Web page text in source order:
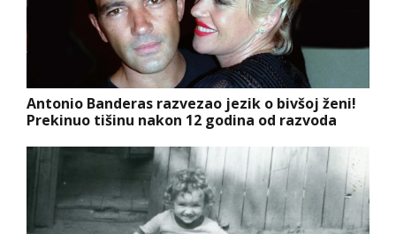
Antonio Banderas razvezao jezik o bivšoj ženi!
Prekinuo tišinu nakon 12 godina od razvoda